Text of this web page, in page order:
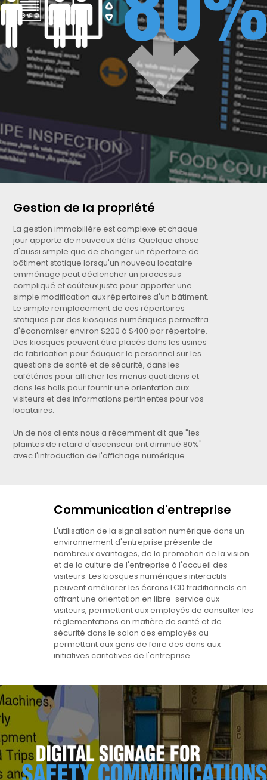
Gestion de la propriété
La gestion immobilière est complexe et chaque
jour apporte de nouveaux défis. Quelque chose
d'aussi simple que de changer un répertoire de
bâtiment statique lorsqu'un nouveau locataire
emménage peut déclencher un processus
compliqué et coûteux juste pour apporter une
simple modification aux répertoires d'un bâtiment.
Le simple remplacement de ces répertoires
statiques par des kiosques numériques permettra
d'économiser environ $200 à $400 par répertoire.
Des kiosques peuvent être placés dans les usines
de fabrication pour éduquer le personnel sur les
questions de santé et de sécurité, dans les
cafétérias pour afficher les menus quotidiens et
dans les halls pour fournir une orientation aux
visiteurs et des informations pertinentes pour vos
locataires.
Un de nos clients nous a récemment dit que "les
plaintes de retard d'ascenseur ont diminué 80%"
avec l'introduction de l'affichage numérique.
Communication d'entreprise
L'utilisation de la signalisation numérique dans un
environnement d'entreprise présente de
nombreux avantages, de la promotion de la vision
et de la culture de l'entreprise à l'accueil des
visiteurs. Les kiosques numériques interactifs
peuvent améliorer les écrans LCD traditionnels en
offrant une orientation en libre-service aux
visiteurs, permettant aux employés de consulter les
réglementations en matière de santé et de
sécurité dans le salon des employés ou
permettant aux gens de faire des dons aux
initiatives caritatives de l'entreprise.